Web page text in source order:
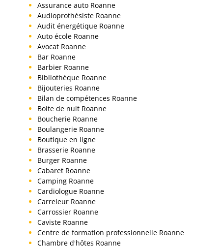
Assurance auto Roanne
Audioprothésiste Roanne
Audit énergétique Roanne
Auto école Roanne
Avocat Roanne
Bar Roanne
Barbier Roanne
Bibliothèque Roanne
Bijouteries Roanne
Bilan de compétences Roanne
Boite de nuit Roanne
Boucherie Roanne
Boulangerie Roanne
Boutique en ligne
Brasserie Roanne
Burger Roanne
Cabaret Roanne
Camping Roanne
Cardiologue Roanne
Carreleur Roanne
Carrossier Roanne
Caviste Roanne
Centre de formation professionnelle Roanne
Chambre d'hôtes Roanne